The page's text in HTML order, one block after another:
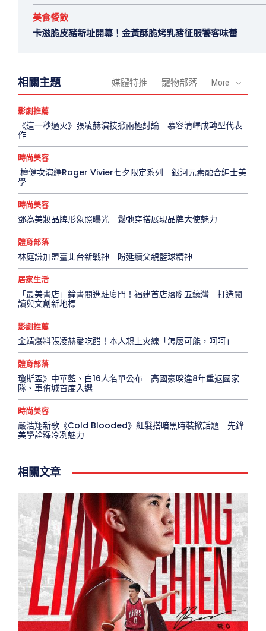
美食餐飲
卡滋脆皮豬新址開幕！金黃酥脆烤乳豬征服饕客味蕾
相關主題 媒體特推 寵物部落 More
影劇推薦
《這一秒過火》張凌赫演技掀兩極討論 慕容清嶧成轉型代表
作
時尚美容
檀健次演繹Roger Vivier七夕限定系列 銀河元素融合紳士美
學
時尚美容
鄧為美妝品牌形象照曝光 鬆弛穿搭展現品牌大使魅力
體育部落
林庭謙加盟臺北台新戰神 盼延續父親籃球精神
居家生活
「最美書店」鐘書閣進駐廈門！福建首店落腳五緣灣 打造閱
讀與文創新地標
影劇推薦
金靖爆料張凌赫愛吃醋！本人親上火線「怎麼可能，呵呵」
體育部落
瓊斯盃》中華藍、白16人名單公布 高國豪暌違8年重返國家
隊、車侑城首度入選
時尚美容
嚴浩翔新歌《Cold Blooded》紅髮搭暗黑時裝掀話題 先鋒
美學詮釋冷冽魅力
相關文章